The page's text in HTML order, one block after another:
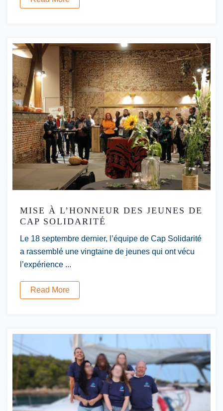
MISE À L’HONNEUR DES JEUNES DE
CAP SOLIDARITÉ
Le 18 septembre dernier, l’équipe de Cap Solidarité
a rassemblé une vingtaine de jeunes qui ont vécu
l’expérience ...
Read More